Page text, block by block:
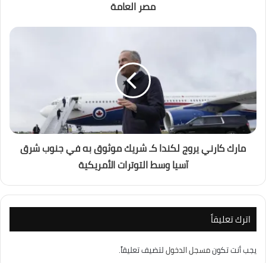
مصر العامة
مارك كارني يروج لكندا كـ شريك موثوق به في جنوب شرق
آسيا وسط التوترات الأمريكية
اترك تعليقاً
يجب أنت تكونمسجل الدخوللتضيف تعليقاً.